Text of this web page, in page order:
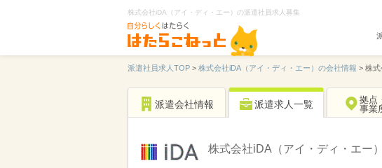
株式会社iDA（アイ・ディ・エー）の派遣社員求人募集
派遣社員求人TOP > 株式会社iDA（アイ・ディ・エー）の会社情報 > 株式
派遣会社情報 派遣求人一覧
拠点
事業
株式会社iDA（アイ・ディ・エー）